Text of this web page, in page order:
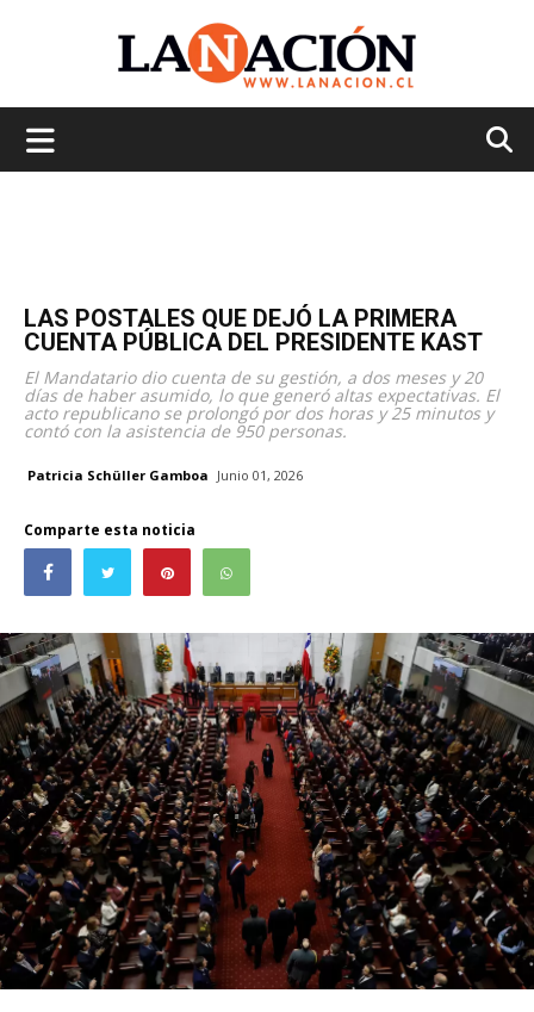
LAS POSTALES QUE DEJÓ LA PRIMERA
CUENTA PÚBLICA DEL PRESIDENTE KAST
El Mandatario dio cuenta de su gestión, a dos meses y 20
días de haber asumido, lo que generó altas expectativas. El
acto republicano se prolongó por dos horas y 25 minutos y
contó con la asistencia de 950 personas.
Patricia Schüller Gamboa Junio 01, 2026
Comparte esta noticia